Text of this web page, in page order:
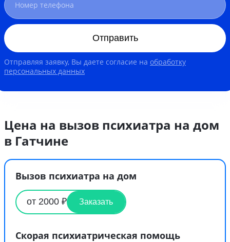
Отправить
Отправляя заявку, Вы даете согласие на обработку
персональных данных
Цена на вызов психиатра на дом
в Гатчине
Вызов психиатра на дом
от 2000 ₽ Заказать
Скорая психиатрическая помощь